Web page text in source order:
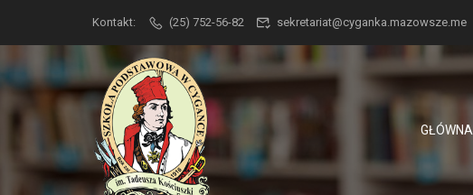
Kontakt: (25) 752-56-82 sekretariat@cyganka.mazowsze.me
GŁÓWNA